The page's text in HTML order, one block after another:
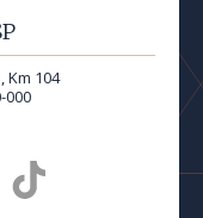
Km 104
000